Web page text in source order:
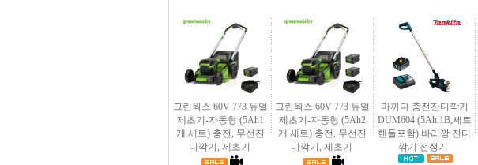
그린웍스 60V 773 듀얼
제초기-자동형 (5Ah1
개 세트) 충전, 무선잔
디깍기, 제초기
그린웍스 60V 773 듀얼
제초기-자동형 (5Ah2
개 세트) 충전, 무선잔
디깍기, 제초기
마끼다 충전잔디깍기
DUM604 (5Ah,1B,세트
핸들포함) 바리깡 잔디
깎기 전정기